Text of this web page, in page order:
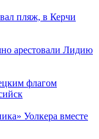
пляж, в Керчи
арестовали Лидию
флагом
Уолкера вместе